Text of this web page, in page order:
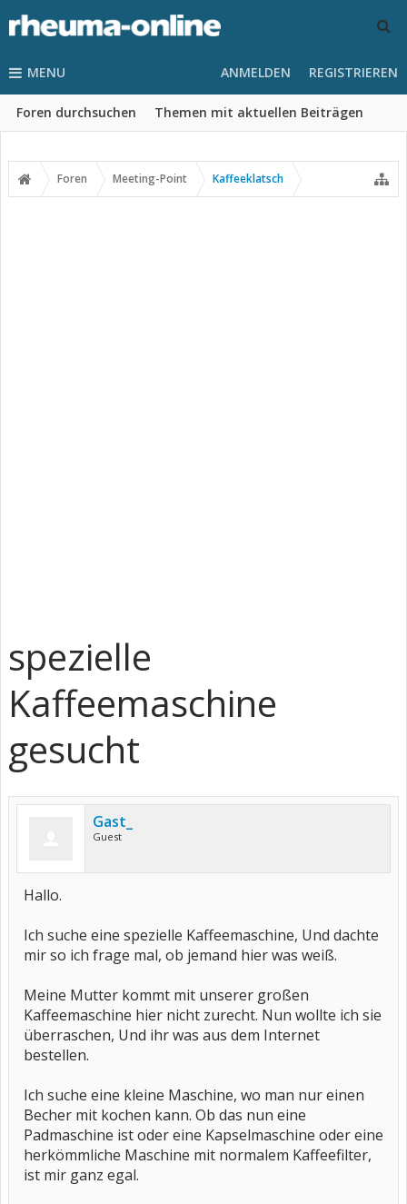
MENU
Foren durchsuchen Themen mit aktuellen Beiträgen
ANMELDEN REGISTRIEREN
Foren Meeting-Point Kaffeeklatsch
spezielle
Kaffeemaschine
gesucht
Gast_
Guest
Hallo.
Ich suche eine spezielle Kaffeemaschine, Und dachte
mir so ich frage mal, ob jemand hier was weiß.
Meine Mutter kommt mit unserer großen
Kaffeemaschine hier nicht zurecht. Nun wollte ich sie
überraschen, Und ihr was aus dem Internet
bestellen.
Ich suche eine kleine Maschine, wo man nur einen
Becher mit kochen kann. Ob das nun eine
Padmaschine ist oder eine Kapselmaschine oder eine
herkömmliche Maschine mit normalem Kaffeefilter,
ist mir ganz egal.